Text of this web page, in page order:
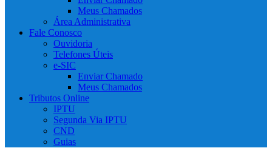
Meus Chamados
Área Administrativa
Fale Conosco
Ouvidoria
Telefones Úteis
e-SIC
Enviar Chamado
Meus Chamados
Tributos Online
IPTU
Segunda Via IPTU
CND
Guias